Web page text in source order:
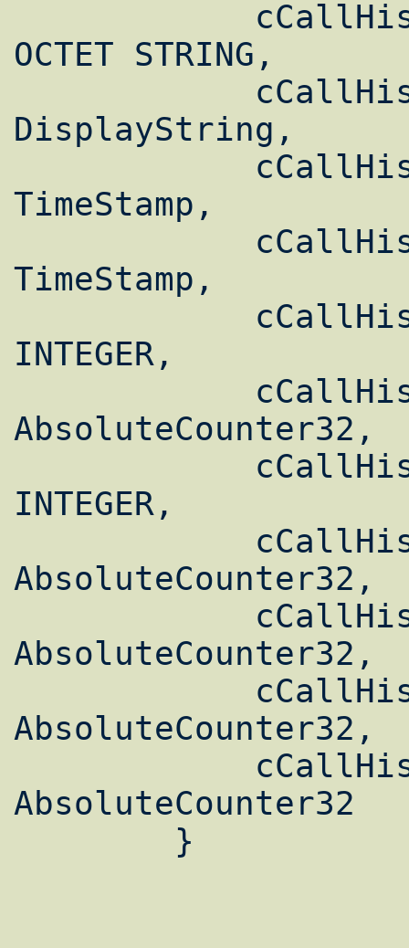
OCTET STRING,
DisplayString,
TimeStamp,
TimeStamp,
INTEGER,
AbsoluteCounter32,
INTEGER,
AbsoluteCounter32,
AbsoluteCounter32,
AbsoluteCounter32,
AbsoluteCounter32